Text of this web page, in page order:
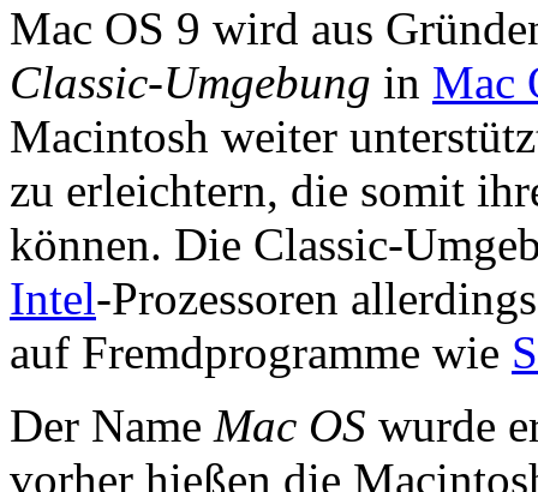
Mac OS 9 wird aus
Classic-Umgebung in Mac
Macintosh weiter
zu erleichtern, die somit
können. Die Classic-
Intel-Prozessoren
auf Fremdprogramme wie
Der Name Mac OS wurde
vorher hießen die